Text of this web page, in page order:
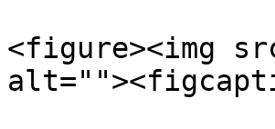
<figure><img